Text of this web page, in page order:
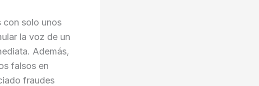
con solo unos
la voz de un
Además,
falsos en
fraudes